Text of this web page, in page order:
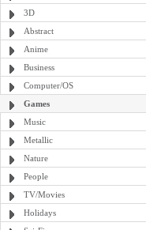
3D
Abstract
Anime
Business
Computer/OS
Games
Music
Metallic
Nature
People
TV/Movies
Holidays